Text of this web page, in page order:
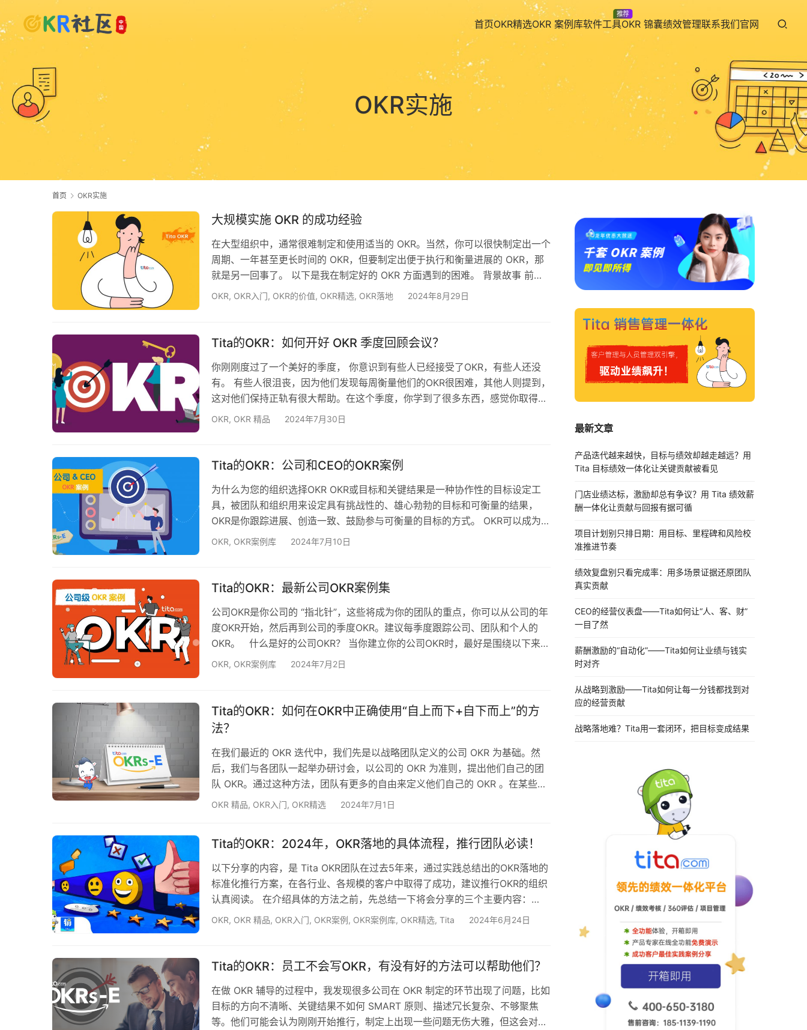
首页OKR精选OKR 案例库软件工具
推荐
OKR 锦囊绩效管理联系我们官网
OKR实施
首页 OKR实施
大规模实施 OKR 的成功经验
在大型组织中，通常很难制定和使用适当的 OKR。当然，你可以很快制定出一个
周期、一年甚至更长时间的 OKR，但要制定出便于执行和衡量进展的 OKR，那
就是另一回事了。 以下是我在制定好的 OKR 方面遇到的困难。 背景故事 前段
时间，我们将 OKR 引入了一个相当大的组织。我们培训了一批志愿者成为 OKR
标，从年度目标到周期目标，这些目标…
OKR, OKR入门, OKR的价值, OKR精选, OKR落地 2024年8月29日
Tita的OKR：如何开好 OKR 季度回顾会议？
你刚刚度过了一个美好的季度， 你意识到有些人已经接受了OKR，有些人还没
有。 有些人很沮丧，因为他们发现每周衡量他们的OKR很困难，其他人则提到，
这对他们保持正轨有很大帮助。在这个季度，你学到了很多东西，感觉你取得了
一些出色的进展。 但是，你如何确保下一季度的工作更加出色？现在是时候让你
周期的第三个阶段。正如你可能已经猜到的，回顾是一个复…
OKR, OKR 精品 2024年7月30日
Tita的OKR：公司和CEO的OKR案例
为什么为您的组织选择OKR OKR或目标和关键结果是一种协作性的目标设定工
具，被团队和组织用来设定具有挑战性的、雄心勃勃的目标和可衡量的结果，
OKR是你跟踪进展、创造一致、鼓励参与可衡量的目标的方式。 OKR可以成为创
造一个员工能够有目的的工作环境的超级力量。像英特尔、LinkedIn和Airbnb这
如果使用得当，OKR可以帮助你的组织创造诸如高产出管…
OKR, OKR案例库 2024年7月10日
Tita的OKR：最新公司OKR案例集
公司OKR是你公司的 “指北针”，这些将成为你的团队的重点，你可以从公司的年
度OKR开始，然后再到公司的季度OKR。建议每季度跟踪公司、团队和个人的
OKR。 什么是好的公司OKR？ 当你建立你的公司OKR时，最好是围绕以下来建
立它们： 雇佣和员工成长计划 营销线索和管道的贡献 市场营销主导的举措，如
度OKR案例 目标…
OKR, OKR案例库 2024年7月2日
Tita的OKR：如何在OKR中正确使用“自上而下+自下而上”的方
法？
在我们最近的 OKR 迭代中，我们先是以战略团队定义的公司 OKR 为基础。然
后，我们与各团队一起举办研讨会，以公司的 OKR 为准则，提出他们自己的团
队 OKR。通过这种方法，团队有更多的自由来定义他们自己的 OKR 。在某些情
况下，团队自己承担了公司的OKR。 有效的方法： 团队对自己的 OKR 有了更强
OKR 的范围限定为季度或年度目标和季度…
OKR 精品, OKR入门, OKR精选 2024年7月1日
Tita的OKR：2024年，OKR落地的具体流程，推行团队必读！
以下分享的内容，是 Tita OKR团队在过去5年来，通过实践总结出的OKR落地的
标准化推行方案，在各行业、各规模的客户中取得了成功，建议推行OKR的组织
认真阅读。 在介绍具体的方法之前，先总结一下将会分享的三个主要内容：
OKR 的管理理论：了解为什么要这样做； 具体实施的流程：分为准备阶段、制
训、资料模板（制度模板、宣传海报模板等）、案例库…
OKR, OKR 精品, OKR入门, OKR案例 , OKR案例库, OKR精选, Tita 2024年6月24日
Tita的OKR：员工不会写OKR，有没有好的方法可以帮助他们？
在做 OKR 辅导的过程中，我发现很多公司在 OKR 制定的环节出现了问题，比如
目标的方向不清晰、关键结果不如何 SMART 原则、描述冗长复杂、不够聚焦
等。他们可能会认为刚刚开始推行，制定上出现一些问题无伤大雅，但这会对之
最新文章
产品迭代越来越快，目标与绩效却越走越远？用
Tita 目标绩效一体化让关键贡献被看见
门店业绩达标，激励却总有争议？用 Tita 绩效薪
酬一体化让贡献与回报有据可循
项目计划别只排日期：用目标、里程碑和风险校
准推进节奏
绩效复盘别只看完成率：用多场景证据还原团队
真实贡献
CEO的经营仪表盘——Tita如何让“人、客、财”
一目了然
薪酬激励的“自动化”——Tita如何让业绩与钱实
时对齐
从战略到激励——Tita如何让每一分钱都找到对
应的经营贡献
战略落地难？Tita用一套闭环，把目标变成结果